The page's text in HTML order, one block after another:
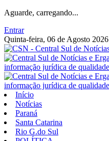
Aguarde, carregando...
Entrar
Quinta-feira, 06 de Agosto 2026
Início
Notícias
Paraná
Santa Catarina
Rio G.do Sul